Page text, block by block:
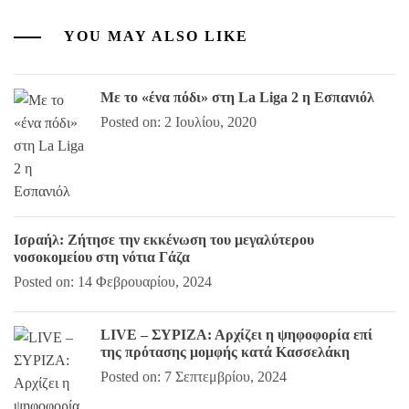
YOU MAY ALSO LIKE
Με το «ένα πόδι» στη La Liga 2 η Εσπανιόλ
Posted on: 2 Ιουλίου, 2020
Ισραήλ: Ζήτησε την εκκένωση του μεγαλύτερου
νοσοκομείου στη νότια Γάζα
Posted on: 14 Φεβρουαρίου, 2024
LIVE – ΣΥΡΙΖΑ: Αρχίζει η ψηφοφορία επί
της πρότασης μομφής κατά Κασσελάκη
Posted on: 7 Σεπτεμβρίου, 2024